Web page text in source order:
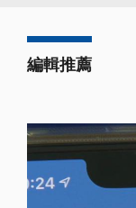
編輯推薦